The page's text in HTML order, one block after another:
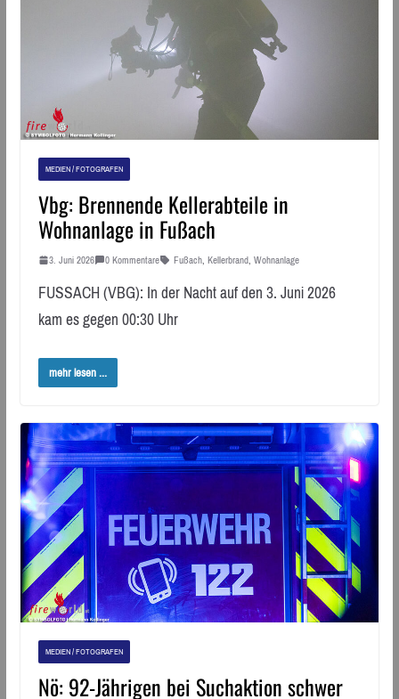
MEDIEN / FOTOGRAFEN
Vbg: Brennende Kellerabteile in
Wohnanlage in Fußach
3. Juni 2026 0 Kommentare Fußach, Kellerbrand, Wohnanlage
FUSSACH (VBG): In der Nacht auf den 3. Juni 2026
kam es gegen 00:30 Uhr
mehr lesen ...
MEDIEN / FOTOGRAFEN
Nö: 92-Jährigen bei Suchaktion schwer